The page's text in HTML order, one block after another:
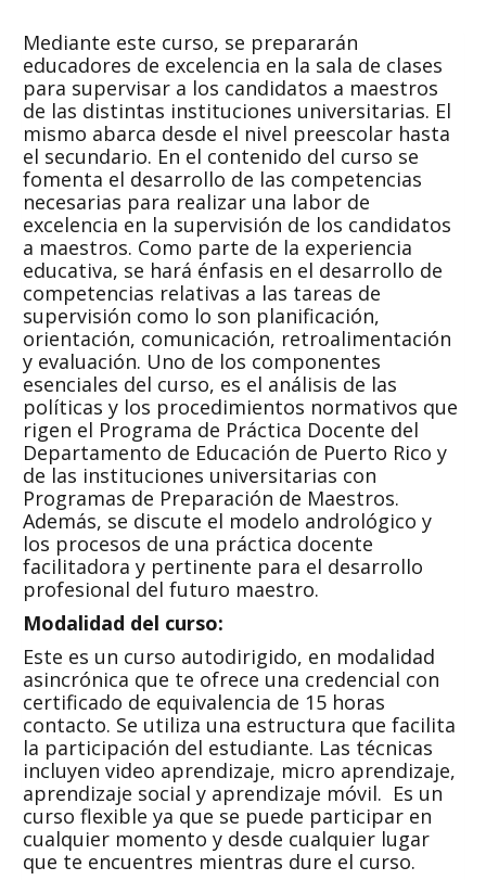
Mediante este curso, se prepararán
educadores de excelencia en la sala de clases
para supervisar a los candidatos a maestros
de las distintas instituciones universitarias. El
mismo abarca desde el nivel preescolar hasta
el secundario. En el contenido del curso se
fomenta el desarrollo de las competencias
necesarias para realizar una labor de
excelencia en la supervisión de los candidatos
a maestros. Como parte de la experiencia
educativa, se hará énfasis en el desarrollo de
competencias relativas a las tareas de
supervisión como lo son planificación,
orientación, comunicación, retroalimentación
y evaluación. Uno de los componentes
esenciales del curso, es el análisis de las
políticas y los procedimientos normativos que
rigen el Programa de Práctica Docente del
Departamento de Educación de Puerto Rico y
de las instituciones universitarias con
Programas de Preparación de Maestros.
Además, se discute el modelo andrológico y
los procesos de una práctica docente
facilitadora y pertinente para el desarrollo
profesional del futuro maestro.
Modalidad del curso:
Este es un curso autodirigido, en modalidad
asincrónica que te ofrece una credencial con
certificado de equivalencia de 15 horas
contacto. Se utiliza una estructura que facilita
la participación del estudiante. Las técnicas
incluyen video aprendizaje, micro aprendizaje,
aprendizaje social y aprendizaje móvil. Es un
curso flexible ya que se puede participar en
cualquier momento y desde cualquier lugar
que te encuentres mientras dure el curso.